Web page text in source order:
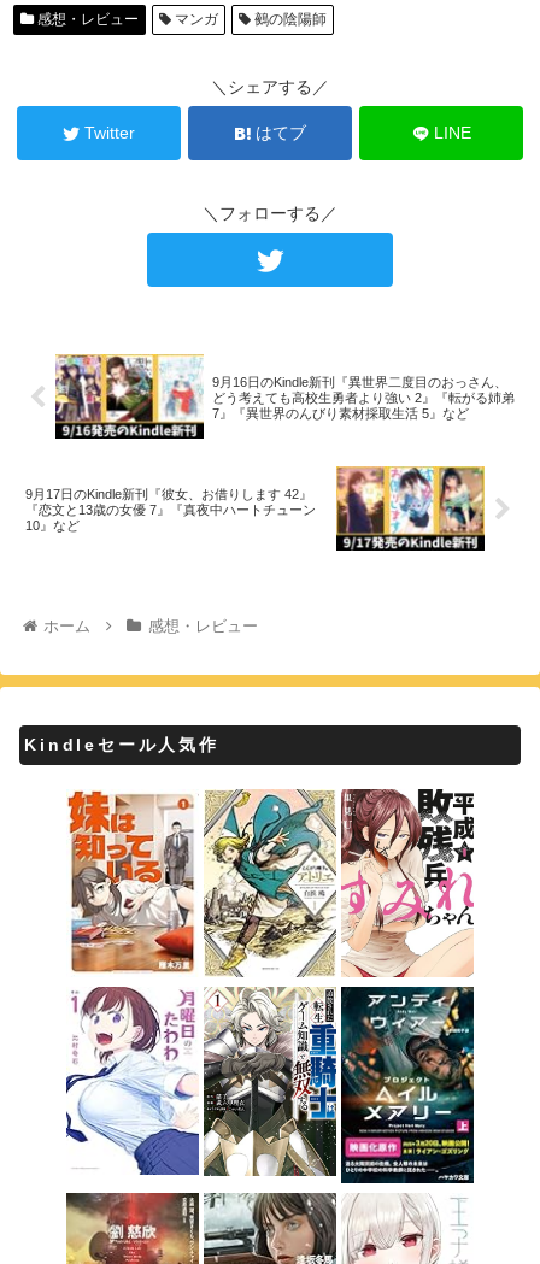
感想・レビュー マンガ 鵺の陰陽師
＼シェアする／
Twitter はてブ LINE
＼フォローする／
9月16日のKindle新刊『異世界二度目のおっさん、
どう考えても高校生勇者より強い 2』『転がる姉弟
7』『異世界のんびり素材採取生活 5』など
9月17日のKindle新刊『彼女、お借りします 42』
『恋文と13歳の女優 7』『真夜中ハートチューン
10』など
ホーム 感想・レビュー
Kindleセール人気作